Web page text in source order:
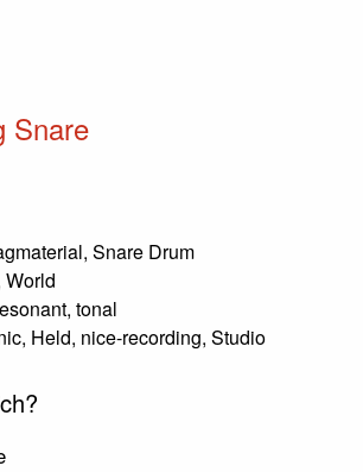
Snare
Snare Drum
World
tonal
Held, nice-recording, Studio